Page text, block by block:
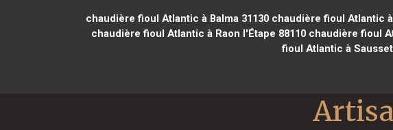
chaudière fioul Atlantic à Balma 31130 chaudière fioul Atlantic
chaudière fioul Atlantic à Raon l'Étape 88110 chaudière fioul
fioul Atlantic à